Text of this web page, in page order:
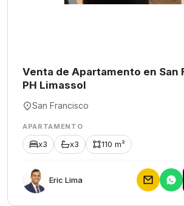
Venta de Apartamento en San
PH Limassol
San Francisco
APARTAMENTO
x3 x3 110 m²
Eric Lima